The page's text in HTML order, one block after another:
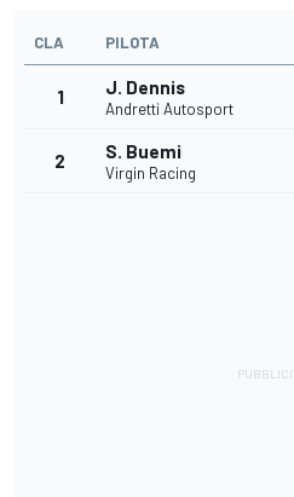
CLA PILOTA
1 J. Dennis
Andretti Autosport
2 S. Buemi
Virgin Racing